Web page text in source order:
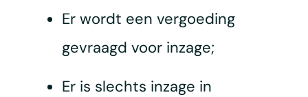
Er wordt een vergoeding
gevraagd voor inzage;
Er is slechts inzage in